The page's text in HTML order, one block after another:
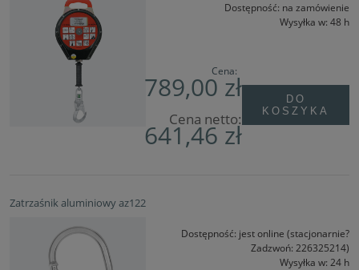
Dostępność: na zamówienie
Wysyłka w: 48 h
Cena:
789,00 zł
Cena netto:
641,46 zł
DO
KOSZYKA
Zatrzaśnik aluminiowy az122
Dostępność: jest online (stacjonarnie?
Zadzwoń: 226325214)
Wysyłka w: 24 h